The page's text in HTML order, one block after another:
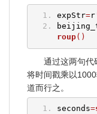
expStr=r
roup()
通过这两句代
将时间戳乘以
道而行之。
seconds=